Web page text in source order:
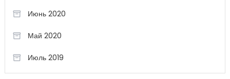
Июнь 2020
Май 2020
Июль 2019